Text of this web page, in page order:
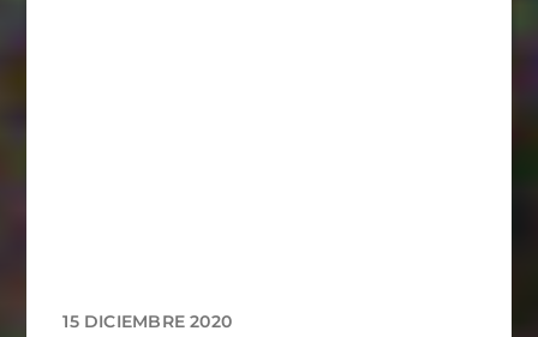
15 DICIEMBRE 2020